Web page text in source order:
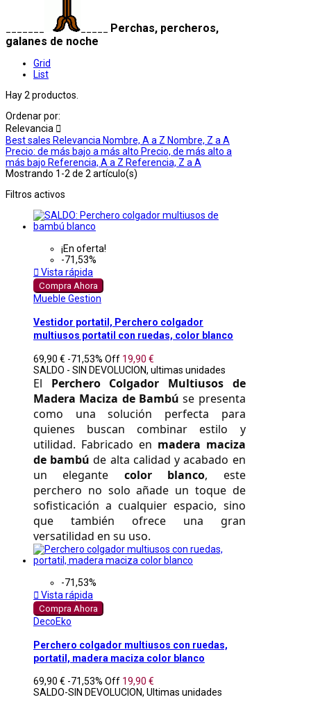
Perchas, percheros,
galanes de noche
Grid
List
Hay 2 productos.
Ordenar por:
Relevancia 
Best sales Relevancia Nombre, A a Z Nombre, Z a A
Precio: de más bajo a más alto Precio, de más alto a
más bajo Referencia, A a Z Referencia, Z a A
Mostrando 1-2 de 2 artículo(s)
Filtros activos
¡En oferta!
-71,53%
 Vista rápida
Compra Ahora
Mueble Gestion
Vestidor portatil, Perchero colgador
multiusos portatil con ruedas, color blanco
69,90 € -71,53% Off 19,90 €
SALDO - SIN DEVOLUCION, ultimas unidades
El Perchero Colgador Multiusos de
Madera Maciza de Bambú se presenta
como una solución perfecta para
quienes buscan combinar estilo y
utilidad. Fabricado en madera maciza
de bambú de alta calidad y acabado en
un elegante color blanco, este
perchero no solo añade un toque de
sofisticación a cualquier espacio, sino
que también ofrece una gran
versatilidad en su uso.
-71,53%
 Vista rápida
Compra Ahora
DecoEko
Perchero colgador multiusos con ruedas,
portatil, madera maciza color blanco
69,90 € -71,53% Off 19,90 €
SALDO-SIN DEVOLUCION, Ultimas unidades